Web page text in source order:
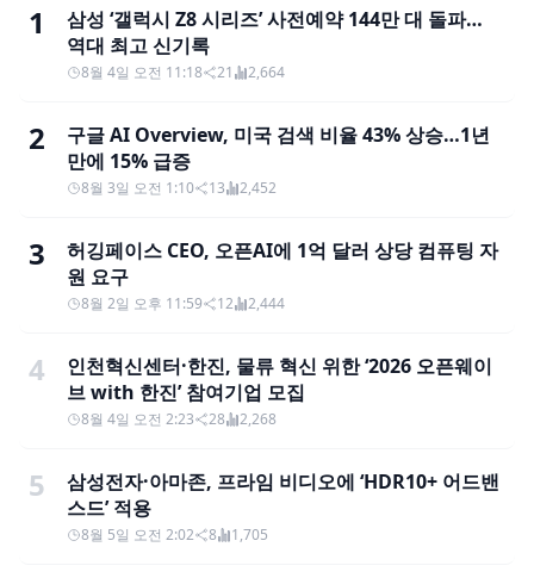
1
삼성 ‘갤럭시 Z8 시리즈’ 사전예약 144만 대 돌파…
역대 최고 신기록
8월 4일 오전 11:18 21 2,664
2
구글 AI Overview, 미국 검색 비율 43% 상승…1년
만에 15% 급증
8월 3일 오전 1:10 13 2,452
3
허깅페이스 CEO, 오픈AI에 1억 달러 상당 컴퓨팅 자
원 요구
8월 2일 오후 11:59 12 2,444
4
인천혁신센터·한진, 물류 혁신 위한 ‘2026 오픈웨이
브 with 한진’ 참여기업 모집
8월 4일 오전 2:23 28 2,268
5
삼성전자·아마존, 프라임 비디오에 ‘HDR10+ 어드밴
스드’ 적용
8월 5일 오전 2:02 8 1,705